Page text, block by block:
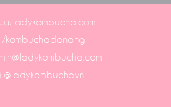
/kombuchadanang
@ladykombuchavn